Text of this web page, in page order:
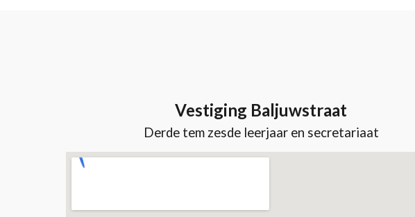
Vestiging Baljuwstraat
Derde tem zesde leerjaar en secretariaat